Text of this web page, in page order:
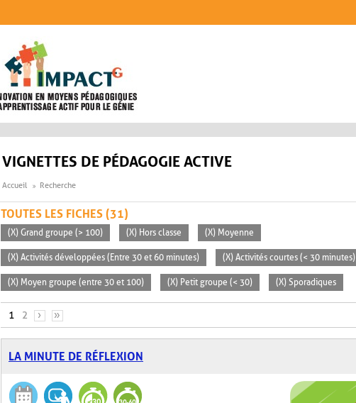
VIGNETTES DE PÉDAGOGIE ACTIVE
Accueil Recherche
TOUTES LES FICHES (31)
(X) Grand groupe (> 100) (X) Hors classe (X) Moyenne
(X) Activités développées (Entre 30 et 60 minutes) (X) Activités courtes (< 30 minutes)
(X) Moyen groupe (entre 30 et 100) (X) Petit groupe (< 30) (X) Sporadiques
PAGES
1 2 › »
LA MINUTE DE RÉFLEXION